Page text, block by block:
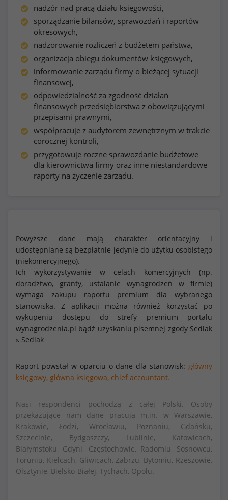
nadzór nad pracą działu księgowości,
sporządzanie bilansów, sprawozdań i raportów
okresowych,
nadzorowanie rozliczeń z budżetem państwa,
organizacja obiegu dokumentów księgowych,
informowanie zarządu firmy o bieżącej sytuacji
finansowej,
odpowiedzialność za zgodność działań
finansowych przedsiębiorstwa z obowiązującymi
przepisami prawnymi,
współpracuje z audytorem zewnętrznym w trakcie
corocznej kontroli,
przygotowuje roczne sprawozdanie budżetowe
dla kierownictwa firmy oraz inne niestandardowe
raporty na życzenie zarządu.
Powyższe dane mają charakter orientacyjny i
udostępniane są bezpłatnie jedynie do użytku osobistego
(niekomercyjnego).
Ich wykorzystywanie w celach komercyjnych (np.
doradztwo, granty, ustalanie wynagrodzeń w firmie)
wymaga zakupu raportu premium dla wybranego
stanowiska. Z aplikacji można również korzystać po
wykupeniu dostępu do strefy premium portalu
wynagrodzenia.pl bądź uzyskaniu pisemnej zgody Sedlak
& Sedlak
Raport powstał w oparciu o dane dla stanowisk: główny
księgowy, główna księgowa, chief accountant.
Nasi respondenci pochodzą z całej Polski. Osoby
przekazujące nam dane pracują m.in. w Warszawie,
Krakowie, Łodzi, Wrocławiu, Poznaniu, Gdańsku,
Szczecinie, Bydgoszczy, Lublinie, Katowicach,
Białymstoku, Gdyni, Częstochowie, Radomiu, Sosnowcu,
Toruniu, Kielcach, Gliwicach, Zabrzu, Bytomiu, Rzeszowie,
Olsztynie, Bielsko-Białej, Tychach, Opolu.